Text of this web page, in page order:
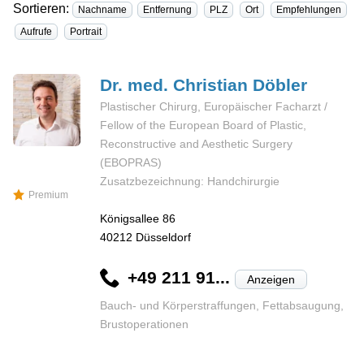
Sortieren: Nachname Entfernung PLZ Ort
Empfehlungen
Aufrufe
Portrait
Premium
Dr. med. Christian Döbler
Plastischer Chirurg, Europäischer Facharzt /
Fellow of the European Board of Plastic,
Reconstructive and Aesthetic Surgery
(EBOPRAS)
Zusatzbezeichnung: Handchirurgie
Königsallee 86
40212 Düsseldorf
+49 211 91... Anzeigen
Bauch- und Körperstraffungen, Fettabsaugung,
Brustoperationen